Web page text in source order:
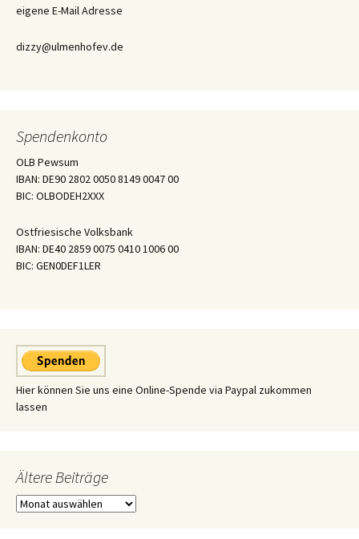
eigene E-Mail Adresse
dizzy@ulmenhofev.de
Spendenkonto
OLB Pewsum
IBAN: DE90 2802 0050 8149 0047 00
BIC: OLBODEH2XXX
Ostfriesische Volksbank
IBAN: DE40 2859 0075 0410 1006 00
BIC: GEN0DEF1LER
Hier können Sie uns eine Online-Spende via Paypal zukommen
lassen
Ältere Beiträge
Ältere